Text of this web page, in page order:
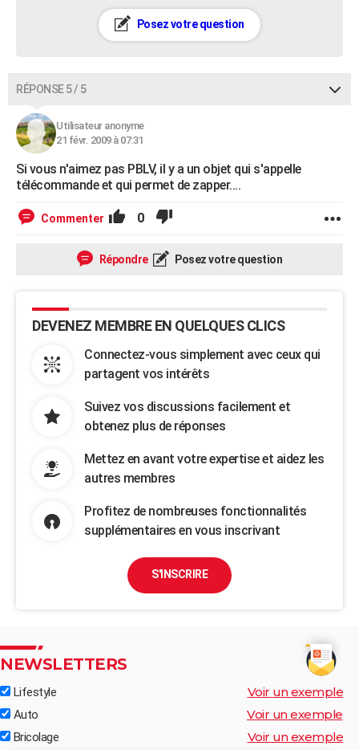
Posez votre question
RÉPONSE 5 / 5
Utilisateur anonyme
21 févr. 2009 à 07:31
Si vous n'aimez pas PBLV, il y a un objet qui s'appelle
télécommande et qui permet de zapper....
Commenter 0
Répondre Posez votre question
DEVENEZ MEMBRE EN QUELQUES CLICS
Connectez-vous simplement avec ceux qui
partagent vos intérêts
Suivez vos discussions facilement et
obtenez plus de réponses
Mettez en avant votre expertise et aidez les
autres membres
Profitez de nombreuses fonctionnalités
supplémentaires en vous inscrivant
S'INSCRIRE
NEWSLETTERS
Lifestyle Voir un exemple
Auto Voir un exemple
Bricolage Voir un exemple